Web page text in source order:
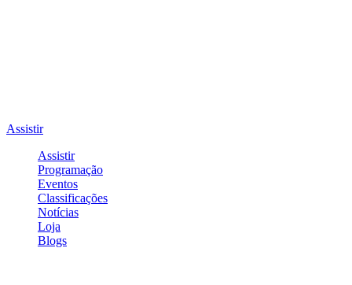
Assistir
Assistir
Programação
Eventos
Classificações
Notícias
Loja
Blogs